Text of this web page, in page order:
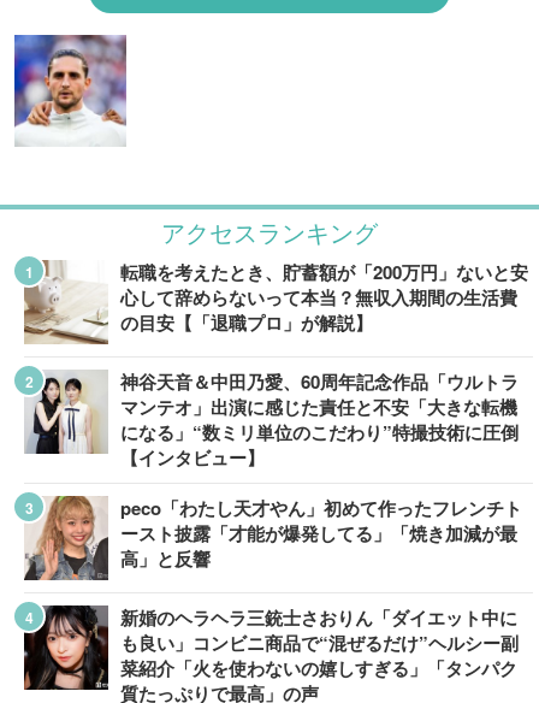
アクセスランキング
転職を考えたとき、貯蓄額が「200万円」ないと安
心して辞めらないって本当？無収入期間の生活費
の目安【「退職プロ」が解説】
神谷天音＆中田乃愛、60周年記念作品「ウルトラ
マンテオ」出演に感じた責任と不安「大きな転機
になる」“数ミリ単位のこだわり”特撮技術に圧倒
【インタビュー】
peco「わたし天才やん」初めて作ったフレンチト
ースト披露「才能が爆発してる」「焼き加減が最
高」と反響
新婚のヘラヘラ三銃士さおりん「ダイエット中に
も良い」コンビニ商品で“混ぜるだけ”ヘルシー副
菜紹介「火を使わないの嬉しすぎる」「タンパク
質たっぷりで最高」の声